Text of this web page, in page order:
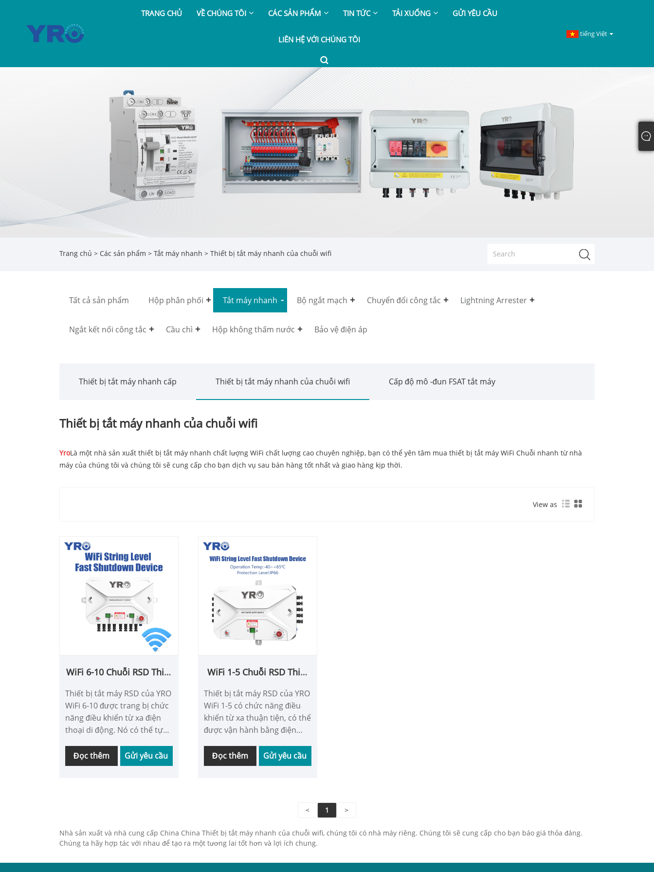
TRANG CHỦ VỀ CHÚNG TÔI CÁC SẢN PHẨM TIN TỨC TẢI XUỐNG GỬI YÊU CẦU
LIÊN HỆ VỚI CHÚNG TÔI
tiếng Việt
Trang chủ > Các sản phẩm > Tắt máy nhanh > Thiết bị tắt máy nhanh của chuỗi wifi
Tất cả sản phẩm Hộp phân phối Tắt máy nhanh Bộ ngắt mạch Chuyển đổi công tắc Lightning Arrester
Ngắt kết nối công tắc Cầu chì Hộp không thấm nước Bảo vệ điện áp
Thiết bị tắt máy nhanh cấp Thiết bị tắt máy nhanh của chuỗi wifi Cấp độ mô -đun FSAT tắt máy
Thiết bị tắt máy nhanh của chuỗi wifi
YroLà một nhà sản xuất thiết bị tắt máy nhanh chất lượng WiFi chất lượng cao chuyên nghiệp, bạn có thể yên tâm mua thiết bị tắt máy WiFi Chuỗi nhanh từ nhà
máy của chúng tôi và chúng tôi sẽ cung cấp cho bạn dịch vụ sau bán hàng tốt nhất và giao hàng kịp thời.
View as
WiFi 6-10 Chuỗi RSD Thiết
Thiết bị tắt máy RSD của YRO
WiFi 6-10 được trang bị chức
năng điều khiển từ xa điện
thoại di động. Nó có thể tự
tắt máy và gửi tin nhắn cho
nhân viên khi xảy ra lỗi. Nó
cung cấp một sự đảm bảo
mạnh mẽ cho hoạt động
quang điện.
Đọc thêm Gửi yêu cầu
WiFi 1-5 Chuỗi RSD Thiết
Thiết bị tắt máy RSD của YRO
WiFi 1-5 có chức năng điều
khiển từ xa thuận tiện, có thể
được vận hành bằng điện
mạng và có thể tự động thực
hiện tắt các tấm pin mặt trời
Đọc thêm Gửi yêu cầu
< 1 >
Nhà sản xuất và nhà cung cấp China China Thiết bị tắt máy nhanh của chuỗi wifi, chúng tôi có nhà máy riêng. Chúng tôi sẽ cung cấp cho bạn báo giá thỏa đáng.
Chúng ta hãy hợp tác với nhau để tạo ra một tương lai tốt hơn và lợi ích chung.